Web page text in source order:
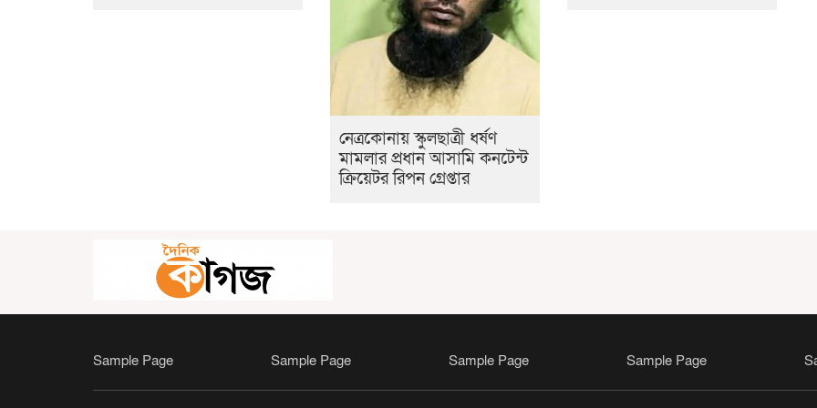
নেত্রকোনায় স্কুলছাত্রী ধর্ষণ
মামলার প্রধান আসামি কনটেন্ট
ক্রিয়েটর রিপন গ্রেপ্তার
Sample Page Sample Page Sample Page Sample Page